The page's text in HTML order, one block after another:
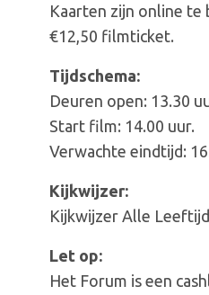
Kaarten zijn online te
€12,50 filmticket.
Tijdschema:
Deuren open: 13.30
Start film: 14.00 uur.
Verwachte eindtijd:
Kijkwijzer:
Kijkwijzer Alle
Let op:
Het Forum is een